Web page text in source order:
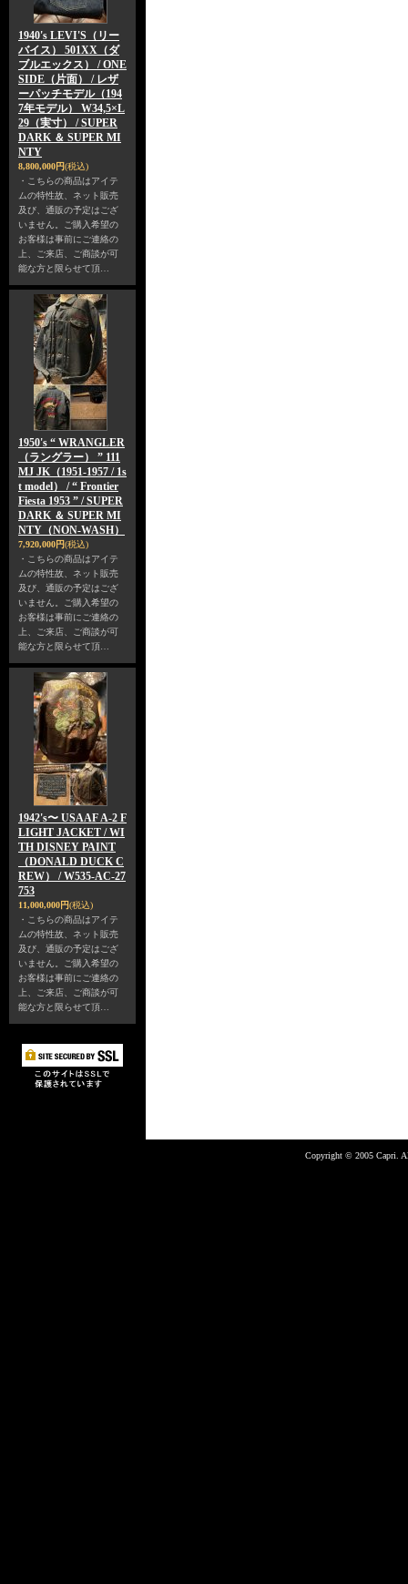
1940's LEVI'S（リー
バイス） 501XX（ダ
ブルエックス） / ONE
SIDE（片面） / レザ
ーパッチモデル（194
7年モデル） W34,5×L
29（実寸） / SUPER
DARK ＆ SUPER MI
NTY
8,800,000円(税込)
・こちらの商品はアイテ
ムの特性故、ネット販売
及び、通販の予定はござ
いません。ご購入希望の
お客様は事前にご連絡の
上、ご来店、ご商談が可
能な方と限らせて頂…
1950's “ WRANGLER
（ラングラー） ” 111
MJ JK（1951-1957 / 1s
t model） / “ Frontier
Fiesta 1953 ” / SUPER
DARK ＆ SUPER MI
NTY（NON-WASH）
7,920,000円(税込)
・こちらの商品はアイテ
ムの特性故、ネット販売
及び、通販の予定はござ
いません。ご購入希望の
お客様は事前にご連絡の
上、ご来店、ご商談が可
能な方と限らせて頂…
1942's〜 USAAF A-2 F
LIGHT JACKET / WI
TH DISNEY PAINT
（DONALD DUCK C
REW） / W535-AC-27
753
11,000,000円(税込)
・こちらの商品はアイテ
ムの特性故、ネット販売
及び、通販の予定はござ
いません。ご購入希望の
お客様は事前にご連絡の
上、ご来店、ご商談が可
能な方と限らせて頂…
Copyright © 2005 Capri.